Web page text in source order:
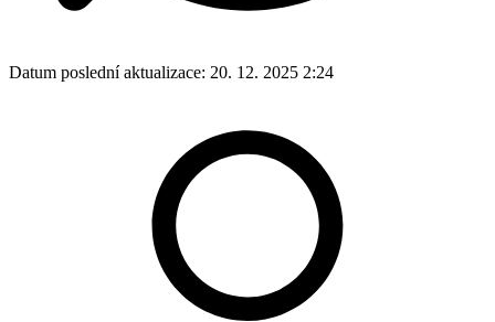
Datum poslední aktualizace: 20. 12. 2025 2:24